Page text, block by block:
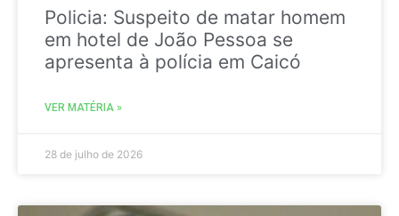
Policia: Suspeito de matar homem
em hotel de João Pessoa se
apresenta à polícia em Caicó
VER MATÉRIA »
28 de julho de 2026